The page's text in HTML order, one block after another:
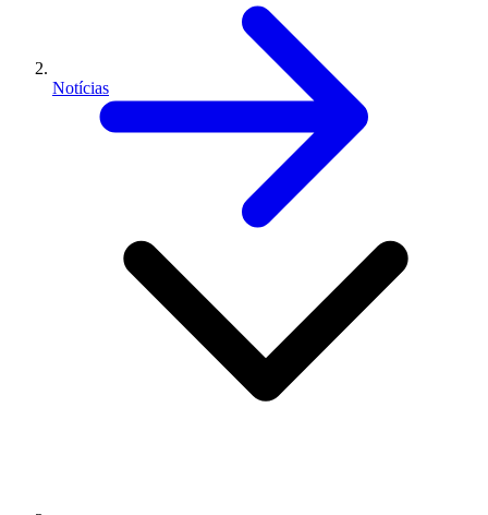
Notícias